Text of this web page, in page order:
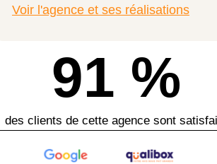
Voir l'agence et ses réalisations
91 %
des clients de cette agence sont